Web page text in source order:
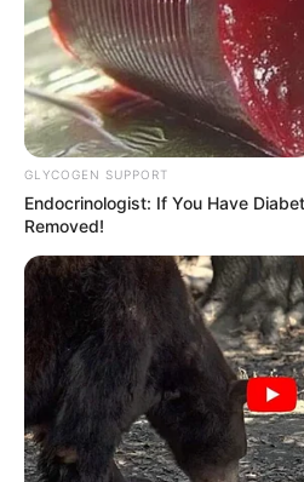
GLYCOGEN SUPPORT
Endocrinologist: If You Have
Removed!